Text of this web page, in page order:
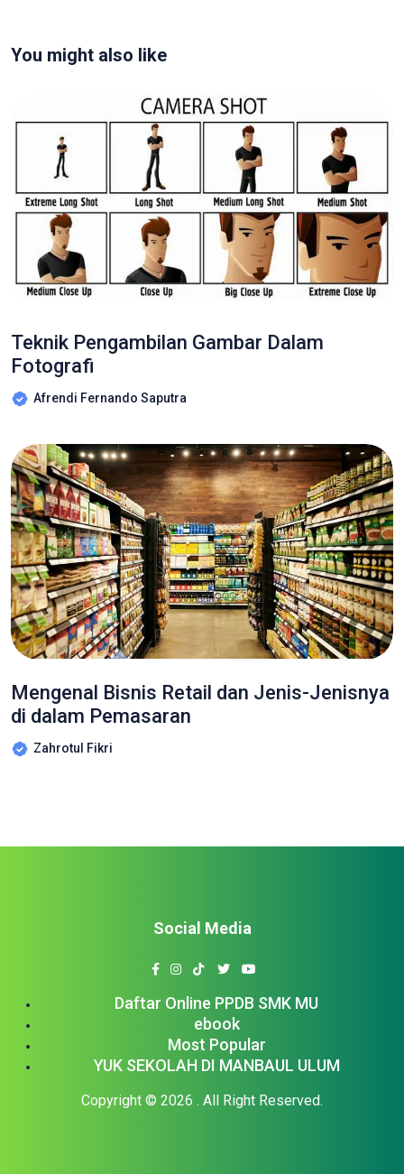
You might also like
Teknik Pengambilan Gambar Dalam
Fotografi
Afrendi Fernando Saputra
Mengenal Bisnis Retail dan Jenis-Jenisnya
di dalam Pemasaran
Zahrotul Fikri
Daftar Online PPDB SMK MU
ebook
Most Popular
YUK SEKOLAH DI MANBAUL ULUM
Copyright © 2026 . All Right Reserved.
Social Media